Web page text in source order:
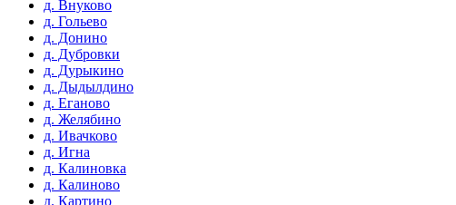
д. Внуково
д. Гольево
д. Донино
д. Дубровки
д. Дурыкино
д. Дыдылдино
д. Еганово
д. Желябино
д. Ивачково
д. Игна
д. Калиновка
д. Калиново
д. Картино